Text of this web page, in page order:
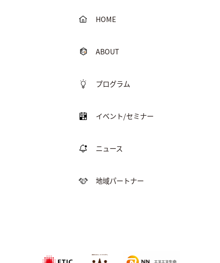
HOME
ABOUT
プログラム
イベント/セミナー
ニュース
地域パートナー
特定非営利活動法
人エティック
NPO法人農家
のこせがれネ
エヌエヌ生命保険株式会社